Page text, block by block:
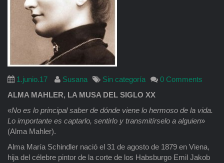
1.junio.17 Susana Sin categoría
0 Comments
ALMA MAHLER, LA MUSA DEL SIGLO XX
«No es lo principal saber de dónde viene lo hermoso de la vida.
Lo importante es captarlo, sentirlo y transmitírselo a alguien»
(Alma Mahler).
Alma María Schindler nació el 31 de agosto de 1879 en Viena,
hija del célebre pintor de la corte de los Habsburgo Emil Jakob